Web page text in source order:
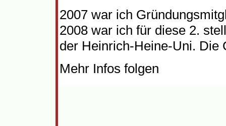
2007 war ich
2008 war ich für diese 2.
der Heinrich-Heine-Uni. Die
Mehr Infos folgen